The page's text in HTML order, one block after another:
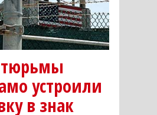
устроили
в знак